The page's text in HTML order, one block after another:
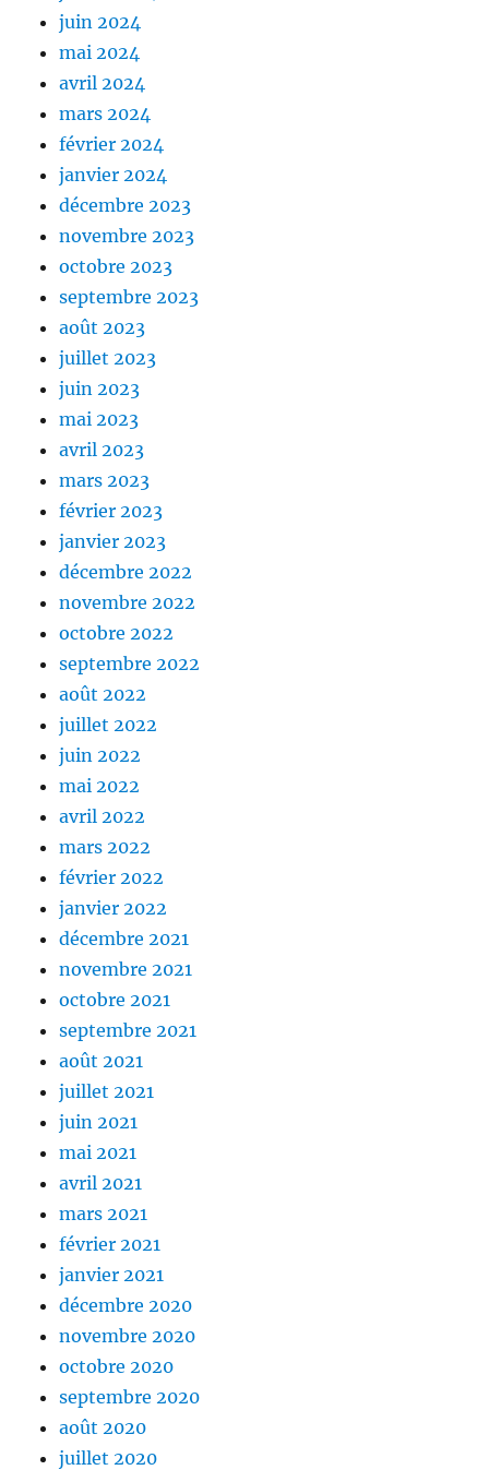
juin 2024
mai 2024
avril 2024
mars 2024
février 2024
janvier 2024
décembre 2023
novembre 2023
octobre 2023
septembre 2023
août 2023
juillet 2023
juin 2023
mai 2023
avril 2023
mars 2023
février 2023
janvier 2023
décembre 2022
novembre 2022
octobre 2022
septembre 2022
août 2022
juillet 2022
juin 2022
mai 2022
avril 2022
mars 2022
février 2022
janvier 2022
décembre 2021
novembre 2021
octobre 2021
septembre 2021
août 2021
juillet 2021
juin 2021
mai 2021
avril 2021
mars 2021
février 2021
janvier 2021
décembre 2020
novembre 2020
octobre 2020
septembre 2020
août 2020
juillet 2020